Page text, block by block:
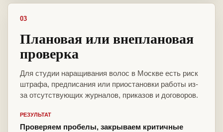
03
Плановая или внеплановая
проверка
Для студии наращивания волос в Москве есть риск
штрафа, предписания или приостановки работы из-
за отсутствующих журналов, приказов и договоров.
РЕЗУЛЬТАТ
Проверяем пробелы, закрываем критичные